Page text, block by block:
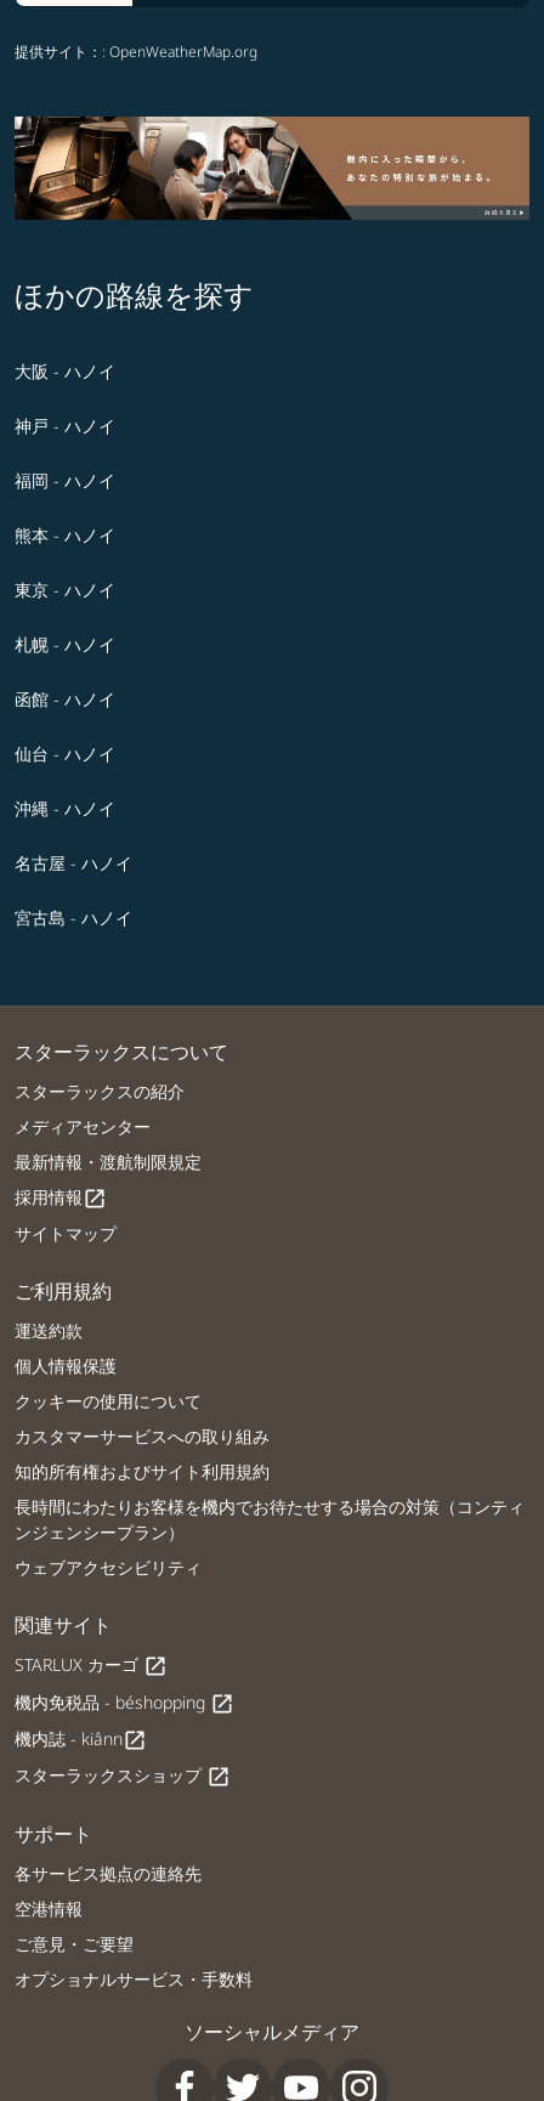
提供サイト： : OpenWeatherMap.org
ほかの路線を探す
大阪 - ハノイ
神戸 - ハノイ
福岡 - ハノイ
熊本 - ハノイ
東京 - ハノイ
札幌 - ハノイ
函館 - ハノイ
仙台 - ハノイ
沖縄 - ハノイ
名古屋 - ハノイ
宮古島 - ハノイ
スターラックスについて
スターラックスの紹介
メディアセンター
最新情報・渡航制限規定
採用情報open_in_new
サイトマップ
ご利用規約
運送約款
個人情報保護
クッキーの使用について
カスタマーサービスへの取り組み
知的所有権およびサイト利用規約
長時間にわたりお客様を機内でお待たせする場合の対策（コンティ
ンジェンシープラン）
ウェブアクセシビリティ
関連サイト
STARLUX カーゴ open_in_new
機内免税品 - béshopping open_in_new
機内誌 - kiânnopen_in_new
スターラックスショップ open_in_new
サポート
各サービス拠点の連絡先
空港情報
ご意見・ご要望
オプショナルサービス・手数料
ソーシャルメディア